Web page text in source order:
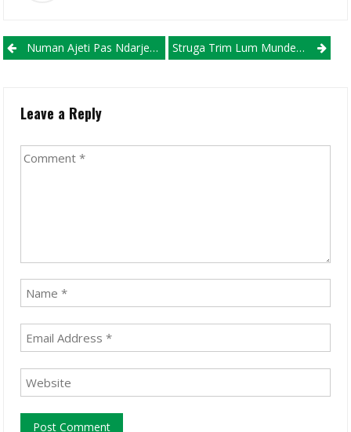
Post navigation
Numan Ajeti Pas Ndarjes Me Shkëndijën Menjëherë Gjen Klubin E Tij Të Ri! Struga Trim Lum Mundet Në Miqësoren E Parë Ndaj Dinamo City
Leave a Reply